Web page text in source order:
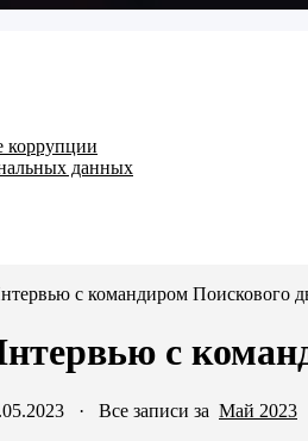
коррупции
данных
с командиром Поискового
с
· Все записи за Май 2023